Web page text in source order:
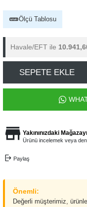
Ölçü Tablosu
Havale/EFT ile
SEPETE EKLE
Yakınınızdaki
Ürünü incelemek veya
Paylaş
Önemli:
Değerli müşterimiz,